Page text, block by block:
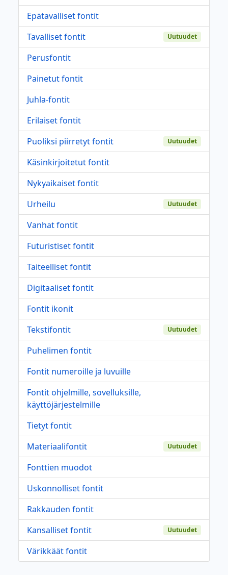
Epätavalliset fontit
Tavalliset fontit
Uutuudet
Perusfontit
Painetut fontit
Juhla-fontit
Erilaiset fontit
Puoliksi piirretyt fontit
Uutuudet
Käsinkirjoitetut fontit
Nykyaikaiset fontit
Urheilu
Uutuudet
Vanhat fontit
Futuristiset fontit
Taiteelliset fontit
Digitaaliset fontit
Fontit ikonit
Tekstifontit
Uutuudet
Puhelimen fontit
Fontit numeroille ja luvuille
Fontit ohjelmille, sovelluksille,
käyttöjärjestelmille
Tietyt fontit
Materiaalifontit
Uutuudet
Fonttien muodot
Uskonnolliset fontit
Rakkauden fontit
Kansalliset fontit
Uutuudet
Värikkäät fontit